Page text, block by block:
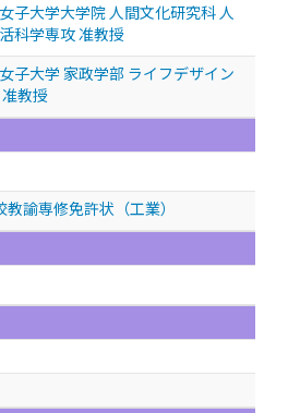
子大学大学院 人間文化研究科 人
科学専攻 准教授
子大学 家政学部 ライフデザイン
教授
教諭専修免許状（工業）